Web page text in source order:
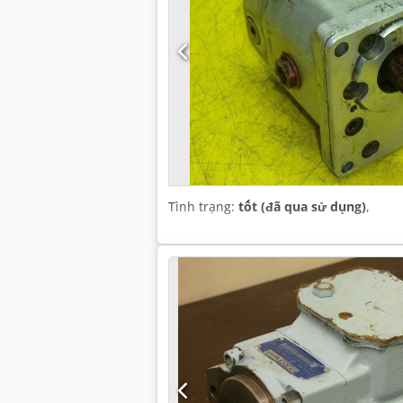
Tình trạng: tốt (đã qua sử dụng),